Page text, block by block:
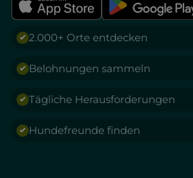
2.000+ Orte entdecken
Belohnungen sammeln
Tägliche Herausforderungen
Hundefreunde finden